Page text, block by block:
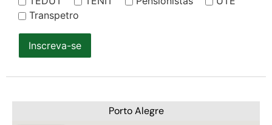
Transpetro
Inscreva-se
Porto Alegre